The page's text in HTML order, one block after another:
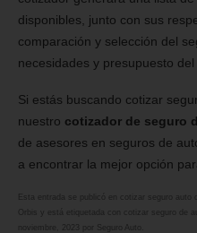
disponibles, junto con sus
comparación y selección del
necesidades y presupuesto del
Si estás buscando cotizar
nuestro cotizador de seguro
de asesores en seguros de
a encontrar la mejor opción
cotizar seguro auto
cotizar seguro de
Seguro Auto